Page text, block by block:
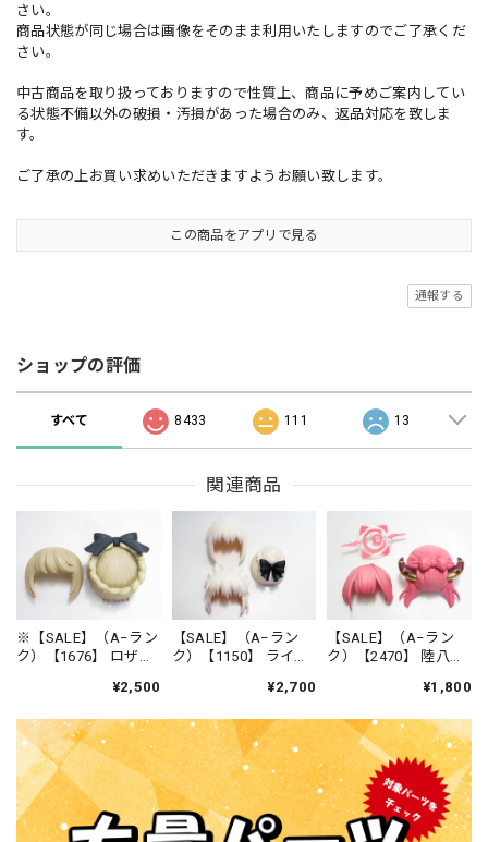
さい。
商品状態が同じ場合は画像をそのまま利用いたしますのでご了承くだ
さい。
中古商品を取り扱っておりますので性質上、商品に予めご案内してい
る状態不備以外の破損・汚損があった場合のみ、返品対応を致しま
す。
ご了承の上お買い求めいただきますようお願い致します。
この商品をアプリで見る
通報する
ショップの評価
すべて 8433 111 13
関連商品
※【SALE】（A−ラン
ク）【1676】 ロザリ
¥2,500
【SALE】（A−ラン
ク）【1150】 ライダ
ドラゴン〔オルタ〕
どろいど
¥2,700
【SALE】（A−ラン
ク）【2470】 陸八魔
¥1,800